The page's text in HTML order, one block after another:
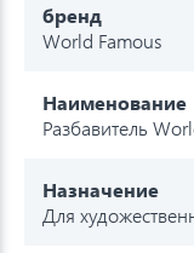
бренд
World Famous
Наименование
Разбавитель
Назначение
Для